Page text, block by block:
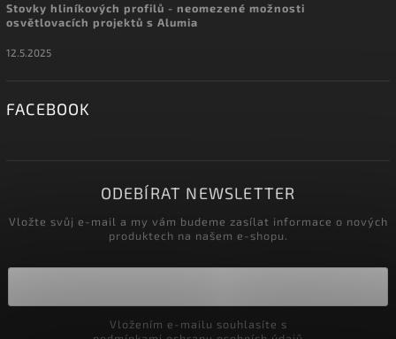
Stovky hliníkových profilů - neomezené možnosti
osvětlovacích projektů s Alumia
12.5.2025
FACEBOOK
ODEBÍRAT NEWSLETTER
Vložte svůj e-mail a my vám budeme zasílat informace o nových
produktech na našem e-shopu.